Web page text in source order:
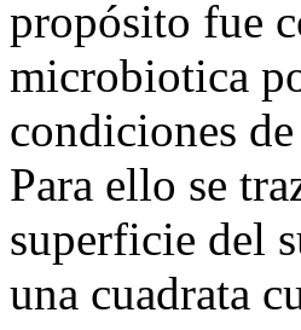
propósito fue
microbiotica
condiciones
Para ello se
superficie del
una cuadrata